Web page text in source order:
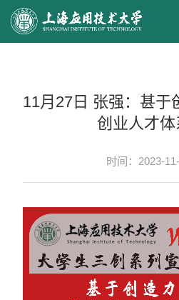
11月27日 张强：甚于
创业人才
时间：2023-